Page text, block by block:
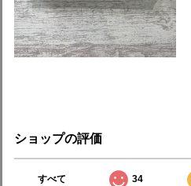
ショップの評価
すべて 34